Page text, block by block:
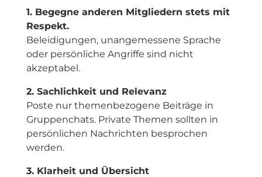
1. Begegne anderen Mitgliedern stets mit
Respekt.
Beleidigungen, unangemessene Sprache
oder persönliche Angriffe sind nicht
akzeptabel.
2. Sachlichkeit und Relevanz
Poste nur themenbezogene Beiträge in
Gruppenchats. Private Themen sollten in
persönlichen Nachrichten besprochen
werden.
3. Klarheit und Übersicht